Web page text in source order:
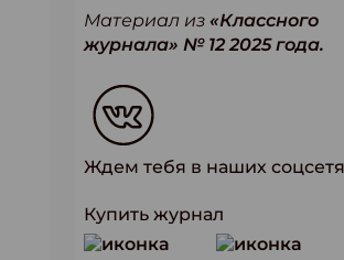
Материал из «Классного
журнала» № 12 2025 года.
Ждем тебя в наших
Купить журнал